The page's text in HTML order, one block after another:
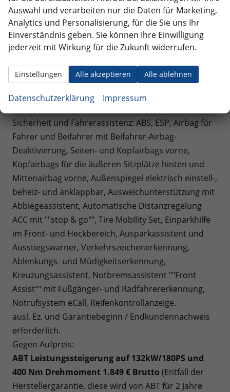
Umfeldbeleuchtung im Türbereich,
Infotainment: Radio ""Ready 2 Discover"" mit
Touchdisplay, Vorbereitung für ""We Connect"", App-
Connect inkl. Wireless (Navigation über Smartphone
möglich), DAB+, USB-C-Schnittstelle, 8 Lautsprecher,
Bluetooth mit Freisprecheinrichtung,
Sprachsteuerung,
Sicherheit und Fahrerassistenz: ABS, ESP, Airbag für
Fahrer und Beifahrer mit Beifahrer-Airbag-
Deaktivierung, Seiten- und Kopfairbags vorne,
Kopfairbags für die äußeren Sitzplätze hinten und
Mittenairbag vorne, Außenspiegel elektrisch einstell-,
beheiz- und anklappbar, Ausweichunterstützung mit
Abbiegeassistent, Automatische Distanzregelung
ACC mit ""stop & go"", Tire Mobility Set, Einparkhilfe
im Front- und Heckbereich, Ausparkassistent und
Ausstiegswarner, Verkehrszeichenerkennung,
Ablenkungs- und Müdigkeitserkennung,
Kreuzungsassistent, Notbremsassistent ""Front
Assist"" mit Fußgänger- und Radfahrererkennung,
Notrufsystem eCall, Reifenkontrollanzeige.
ausl. Ez. und Garantiebeginn / Endkundennachweis
erforderlich.
Gegen Aufpreis:
ABT Leistungssteigerung auf 132kW/180PS und
400 Nm Drehmoment 1.849 € Brutto (Entfall der
Herstellergarantie, diese wird von ABT für 2 Jahre
Auswahl und verarbeiten nur die Daten für Marketing,
Analytics und Personalisierung, für die Sie uns Ihr
Einverständnis geben. Sie können Ihre Einwilligung
jederzeit mit Wirkung für die Zukunft widerrufen.
Alle akzeptieren Alle ablehnen
Einstellungen
Datenschutzerklärung Impressum